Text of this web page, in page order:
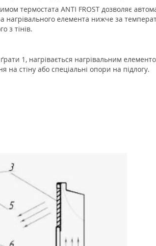
термостата ANTI FROST дозволяє
елемента нижче за
з тінів.
1, нагрівається нагрівальним
стіну або спеціальні опори на підлогу.